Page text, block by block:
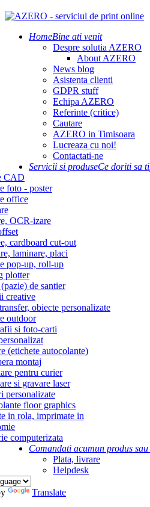
HomeBine ati venit
Despre solutia AZERO
About AZERO
News blog
Asistenta clienti
GDPR stuff
Echipa AZERO
Referinte (critice)
Cautare
AZERO in Timisoara
Lucreaza cu noi!
Contactati-ne
Servicii si produseCe doriti sa
CAD
foto - poster
office
OCR-izare
cardboard cut-out
laminare, placi
pop-up, roll-up
plotter
de santier
creative
obiecte personalizate
outdoor
si foto-carti
(etichete autocolante)
montaj
pentru curier
si gravare laser
personalizate
floor graphics
in rola, imprimate in
computerizata
Comandati acumun produs
Plata, livrare
Helpdesk
Translate